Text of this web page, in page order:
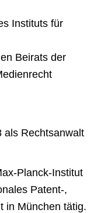
Instituts für
Beirats der
als Rechtsanwalt
Planck-Institut
Patent-,
in München tätig.